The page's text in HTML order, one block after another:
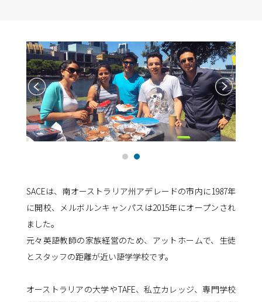
SACEは、南オーストラリア州アデレードの市内に1987年
に開校、メルボルンキャンパスは2015年にオープンされ
ました。
元々英語教師の家族経営のため、アットホームで、生徒
とスタッフの距離が近い語学学校です。
オーストラリアの大学やTAFE、私立カレッジ、専門学校